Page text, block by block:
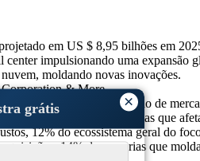
×
grátis
em US $ 8,95 bilhões em
impulsionando uma expansão
moldando novas inovações.
& More.
100%de participação de
10% de barreiras regulatórias que
12% do ecossistema geral do
14% de parcerias que